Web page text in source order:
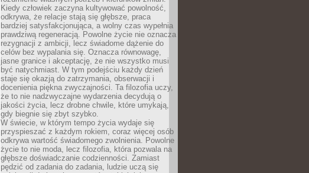
Kiedy człowiek zaczyna kultywować powolność,
odkrywa, że relacje stają się głębsze, praca
bardziej satysfakcjonująca, a wolny czas wypełnia
prawdziwą regeneracją. Powolne życie nie oznacza
rezygnacji z ambicji, lecz świadome dążenie do
celów bez wypalania się. Oznacza równowagę,
jasne granice i akceptację, że nie wszystko musi
być natychmiast. W tym podejściu każdy dzień
staje się okazją do zatrzymania, obserwacji i
docenienia piękna zwyczajności. Ta filozofia uczy,
że to nie nadzwyczajne wydarzenia decydują o
jakości życia, lecz drobne chwile, które umykają,
gdy biegnie się zbyt szybko.
W świecie, w którym tempo życia wydaje się
przyspieszać z każdym rokiem, coraz więcej osób
odkrywa wartość świadomego zwolnienia. Powolne
życie to nie moda, lecz filozofia, która pozwala na
głębsze doświadczanie codzienności. Zamiast
pędzić od zadania do zadania, ludzie uczą się